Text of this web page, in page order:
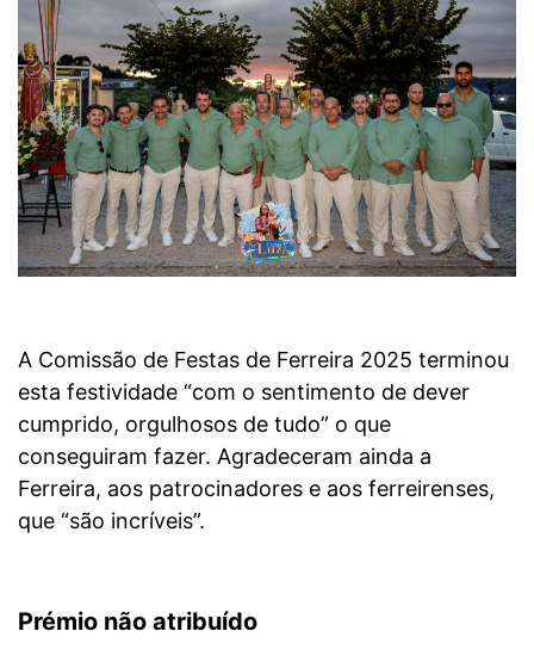
A Comissão de Festas de Ferreira 2025 terminou
esta festividade “com o sentimento de dever
cumprido, orgulhosos de tudo” o que
conseguiram fazer. Agradeceram ainda a
Ferreira, aos patrocinadores e aos ferreirenses,
que “são incríveis”.
Prémio não atribuído